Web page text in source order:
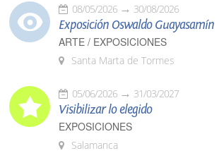
08/05/2026 30/08/2026
Exposición Oswaldo Guayasamín
ARTE / EXPOSICIONES
Santa Marta de Tormes
05/06/2026 31/03/2027
Visibilizar lo elegido
EXPOSICIONES
Salamanca